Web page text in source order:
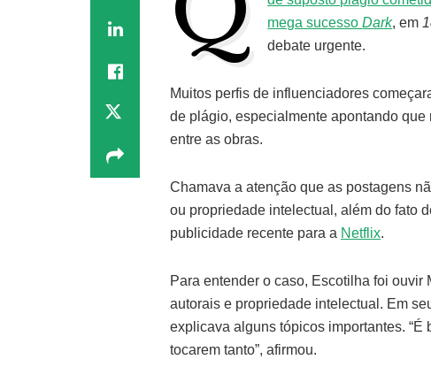
mega sucessoDark, em
debate urgente.
Muitos perfis de influenciadores
de plágio, especialmente apontando
entre as obras.
Chamava a atenção que as postagens
ou propriedade intelectual, além do fato
publicidade recente para a Netflix.
Para entender o caso, Escotilha foi
autorais e propriedade intelectual. Em
explicava alguns tópicos importantes.
tocarem tanto”, afirmou.